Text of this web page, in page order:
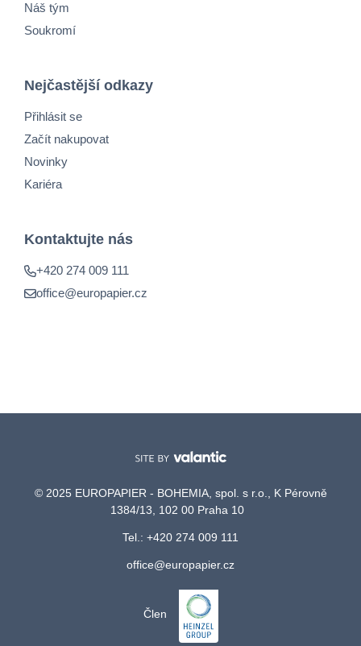
Náš tým
Soukromí
Nejčastější odkazy
Přihlásit se
Začít nakupovat
Novinky
Kariéra
Kontaktujte nás
+420 274 009 111
office@europapier.cz
© 2025 EUROPAPIER - BOHEMIA, spol. s r.o., K Pérovně
1384/13, 102 00 Praha 10
Tel.: +420 274 009 111
office@europapier.cz
Člen